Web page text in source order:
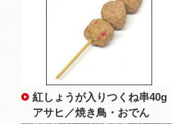
紅しょうが入りつくね串40g
アサヒ／焼き鳥・おでん